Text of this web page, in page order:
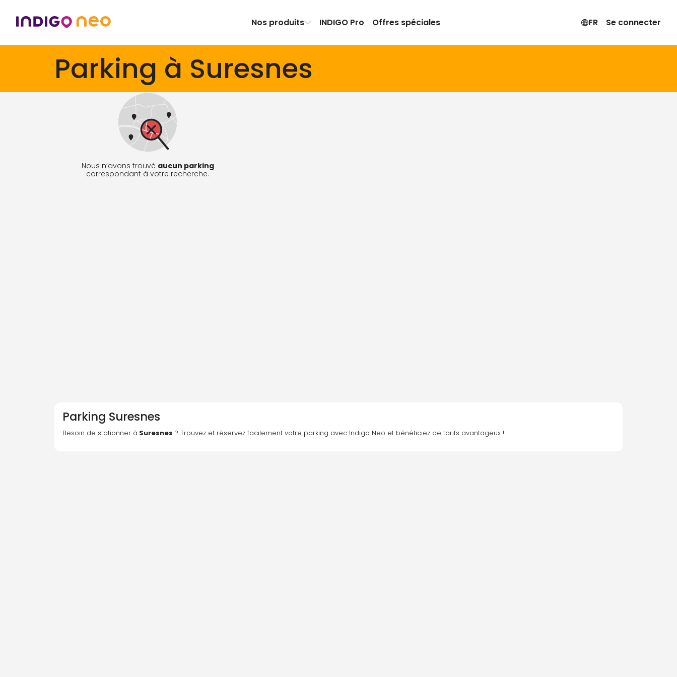
Nos produits INDIGO Pro Offres spéciales FR Se connecter
Parking à Suresnes
Nous n’avons trouvé aucun parking
correspondant à votre recherche.
Parking Suresnes
Besoin de stationner à Suresnes ? Trouvez et réservez facilement votre parking avec Indigo Neo et bénéficiez de tarifs avantageux !